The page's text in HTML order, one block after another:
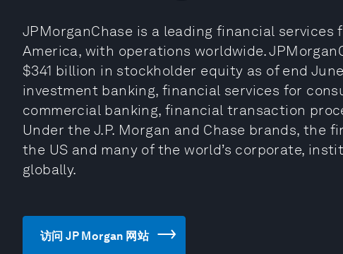
JPMorganChase is a leading financial
America, with operations worldwide.
$341 billion in stockholder equity as of end
investment banking, financial services for
commercial banking, financial transaction
Under the J.P. Morgan and Chase brands, the
the US and many of the world’s corporate,
globally.
访问 JP Morgan 网站